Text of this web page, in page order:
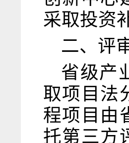
采取投资
二、评
省级产
取项目法
程项目由
托第三方